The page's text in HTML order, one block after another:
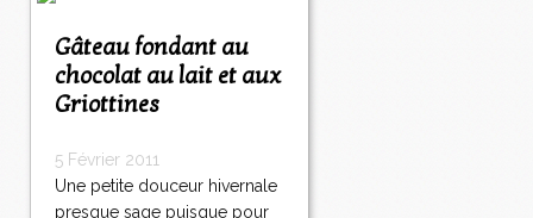
Gâteau fondant au
chocolat au lait et aux
Griottines
5 Février 2011
Une petite douceur hivernale
presque sage puisque pour